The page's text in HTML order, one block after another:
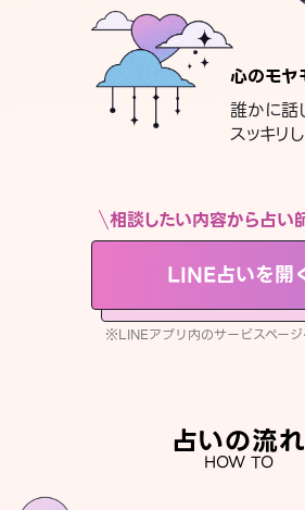
心のモヤ
誰かに話
スッキリ
相談したい内容から占い
LINE占いを開
※LINEアプリ内のサービスペー
占いの流れ
HOW TO